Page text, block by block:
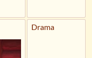
Drama